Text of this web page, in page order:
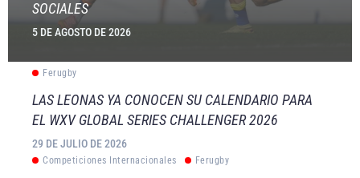
SOCIALES
5 DE AGOSTO DE 2026
Ferugby
LAS LEONAS YA CONOCEN SU CALENDARIO PARA
EL WXV GLOBAL SERIES CHALLENGER 2026
29 DE JULIO DE 2026
Competiciones Internacionales Ferugby